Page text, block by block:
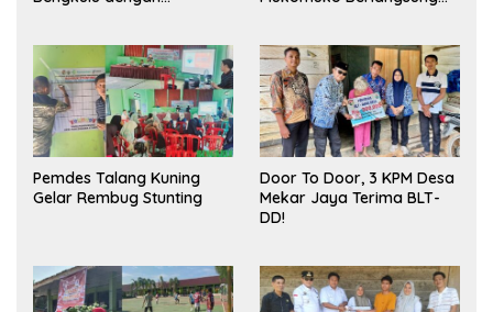
Pasar
Pemdes Talang Kuning
Gelar Rembug Stunting
Door To Door, 3 KPM Desa
Mekar Jaya Terima BLT-
DD!